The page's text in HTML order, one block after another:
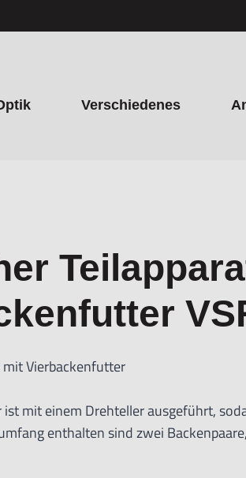
Verschiedenes
mit Vierbackenfutter
ist mit einem Drehteller ausgeführt,
enthalten sind zwei
Vertex-Apparat kann in jeder Stellung